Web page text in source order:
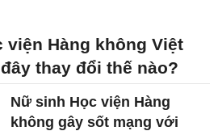
viện Hàng không Việt
thay đổi thế nào?
Nữ sinh Học viện Hàng
không gây sốt mạng với